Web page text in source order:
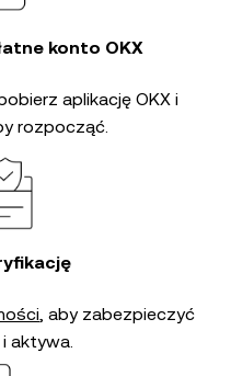
konto OKX
aplikację OKX i
rozpocząć.
, aby zabezpieczyć
aktywa.